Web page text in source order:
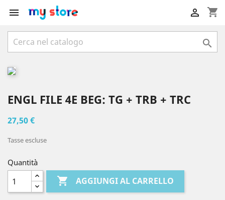
 shopping_cart


ENGL FILE 4E BEG: TG + TRB + TRC
27,50 €
Tasse escluse
Quantità
 AGGIUNGI AL CARRELLO